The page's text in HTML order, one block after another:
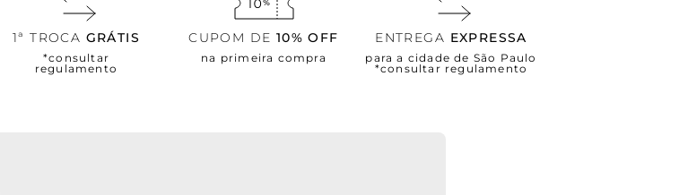
1ª TROCA GRÁTIS
*consultar
regulamento
CUPOM DE 10% OFF
na primeira compra
ENTREGA EXPRESSA
para a cidade de São Paulo
*consultar regulamento